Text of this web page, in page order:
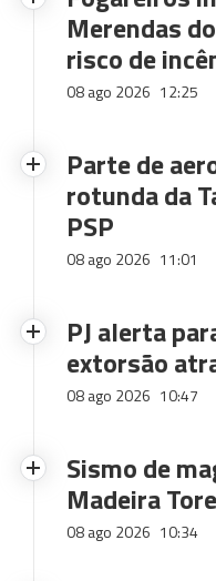
Merendas
risco de
08 ago 2026 12:25
Parte de
rotunda da
PSP
08 ago 2026 11:01
PJ alerta
extorsão
08 ago 2026 10:47
Sismo de
Madeira Tore
08 ago 2026 10:34